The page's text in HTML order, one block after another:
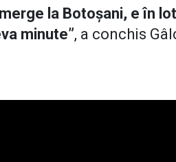
la Botoșani, e în
minute”, a conchis